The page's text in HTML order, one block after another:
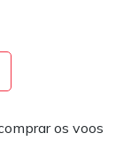
os voos